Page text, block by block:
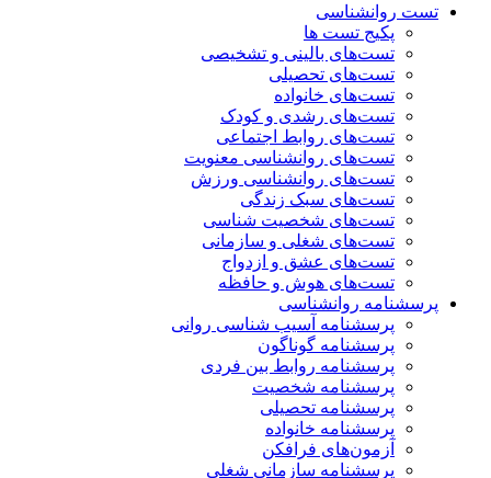
تست روانشناسی
پکیج تست ها
تست‌های بالینی و تشخیصی
تست‌های تحصیلی
تست‌های خانواده
تست‌های رشدی و کودک
تست‌های روابط اجتماعی
تست‌های روانشناسی معنویت
تست‌های روانشناسی ورزش
تست‌های سبک زندگی
تست‌های شخصیت شناسی
تست‌های شغلی و سازمانی
تست‌های عشق و ازدواج
تست‌های هوش و حافظه
پرسشنامه روانشناسی
پرسشنامه آسیب شناسی روانی
پرسشنامه گوناگون
پرسشنامه روابط بین فردی
پرسشنامه شخصیت
پرسشنامه تحصیلی
پرسشنامه خانواده
آزمون‌های فرافکن
پرسشنامه سازمانی شغلی